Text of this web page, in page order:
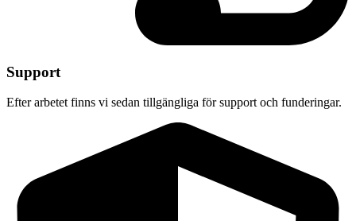
Support
Efter arbetet finns vi sedan tillgängliga för support och funderingar.